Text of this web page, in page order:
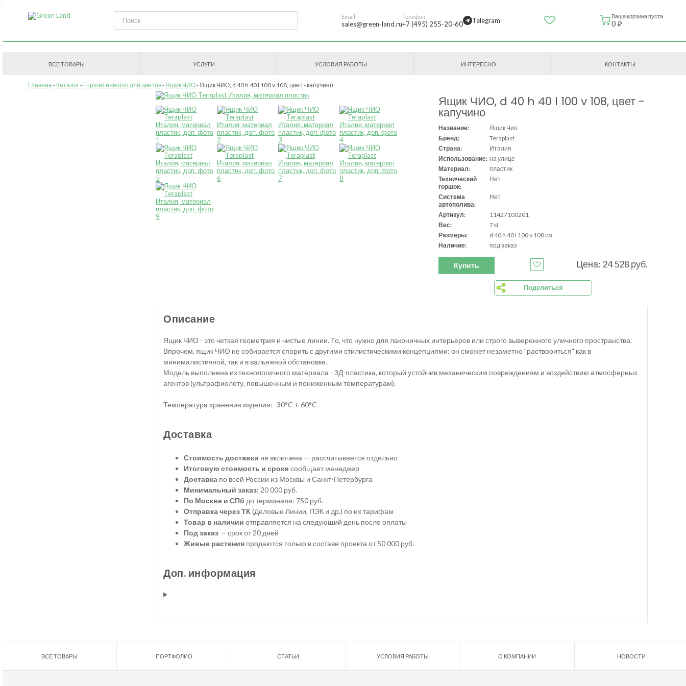
Email
sales@green-land.ru
Телефон
+7 (495) 255-20-60 Telegram Ваша корзина пуста
0 ₽
ВСЕ ТОВАРЫ УСЛУГИ УСЛОВИЯ РАБОТЫ ИНТЕРЕСНО КОНТАКТЫ
Главная Каталог Горшки и кашпо для цветов Ящик ЧИО Ящик ЧИО, d 40 h 40 l 100 v 108, цвет - капучино
Ящик ЧИО, d 40 h 40 l 100 v 108, цвет -
капучино
Название:
Ящик Чио
Бренд:
Teraplast
Страна:
Италия
Использование: на улице
Материал:
пластик
Технический
горшок:
Нет
Система
автополива:
Нет
Артикул:
11427100201
Вес:
7 кг
Размеры:
d 40 h 40 l 100 v 108 см
Наличие:
под заказ
Купить Цена: 24 528 руб.
Поделиться
Описание
Ящик ЧИО - это четкая геометрия и чистые линии. То, что нужно для лаконичных интерьеров или строго выверенного уличного пространства.
Впрочем, ящик ЧИО не собирается спорить с другими стилистическими концепциями: он сможет незаметно "раствориться" как в
минималистичной, так и в вальяжной обстановке.
Модель выполнена из технологичного материала - 3Д-пластика, который устойчив механическим повреждениям и воздействию атмосферных
агентов (ультрафиолету, повышенным и пониженным температурам).
Температура хранения изделия: -30°C + 60°C
Доставка
Стоимость доставки не включена — рассчитывается отдельно
Итоговую стоимость и сроки сообщает менеджер
Доставка по всей России из Москвы и Санкт-Петербурга
Минимальный заказ: 20 000 руб.
По Москве и СПб до терминала: 750 руб.
Отправка через ТК (Деловые Линии, ПЭК и др.) по их тарифам
Товар в наличии отправляется на следующий день после оплаты
Под заказ — срок от 20 дней
Живые растения продаются только в составе проекта от 50 000 руб.
Доп. информация
ВСЕ ТОВАРЫ ПОРТФОЛИО СТАТЬИ УСЛОВИЯ РАБОТЫ О КОМПАНИИ НОВОСТИ